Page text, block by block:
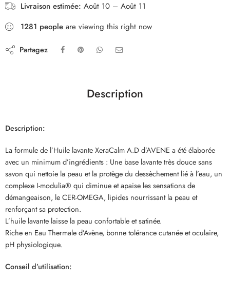
Livraison estimée: Août 10 – Août 11
1281 people are viewing this right now
Partagez
Description
Description:
La formule de l’Huile lavante XeraCalm A.D d’AVENE a été élaborée
avec un minimum d’ingrédients : Une base lavante très douce sans
savon qui nettoie la peau et la protège du dessèchement lié à l’eau, un
complexe I-modulia® qui diminue et apaise les sensations de
démangeaison, le CER-OMEGA, lipides nourrissant la peau et
renforçant sa protection.
L’huile lavante laisse la peau confortable et satinée.
Riche en Eau Thermale d’Avène, bonne tolérance cutanée et oculaire,
pH physiologique.
Conseil d’utilisation: